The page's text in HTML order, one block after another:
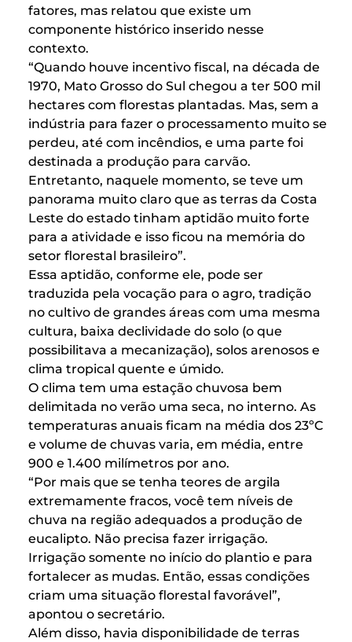
fatores, mas relatou que existe um
componente histórico inserido nesse
contexto.
“Quando houve incentivo fiscal, na década de
1970, Mato Grosso do Sul chegou a ter 500 mil
hectares com florestas plantadas. Mas, sem a
indústria para fazer o processamento muito se
perdeu, até com incêndios, e uma parte foi
destinada a produção para carvão.
Entretanto, naquele momento, se teve um
panorama muito claro que as terras da Costa
Leste do estado tinham aptidão muito forte
para a atividade e isso ficou na memória do
setor florestal brasileiro”.
Essa aptidão, conforme ele, pode ser
traduzida pela vocação para o agro, tradição
no cultivo de grandes áreas com uma mesma
cultura, baixa declividade do solo (o que
possibilitava a mecanização), solos arenosos e
clima tropical quente e úmido.
O clima tem uma estação chuvosa bem
delimitada no verão uma seca, no interno. As
temperaturas anuais ficam na média dos 23ºC
e volume de chuvas varia, em média, entre
900 e 1.400 milímetros por ano.
“Por mais que se tenha teores de argila
extremamente fracos, você tem níveis de
chuva na região adequados a produção de
eucalipto. Não precisa fazer irrigação.
Irrigação somente no início do plantio e para
fortalecer as mudas. Então, essas condições
criam uma situação florestal favorável”,
apontou o secretário.
Além disso, havia disponibilidade de terras